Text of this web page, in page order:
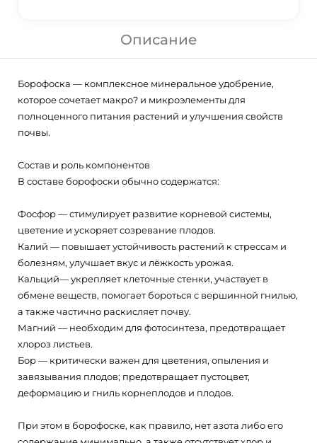
Описание
Борофоска — комплексное минеральное удобрение,
которое сочетает макро? и микроэлементы для
полноценного питания растений и улучшения свойств
почвы.
Состав и роль компонентов
В составе борофоски обычно содержатся:
Фосфор — стимулирует развитие корневой системы,
цветение и ускоряет созревание плодов.
Калий — повышает устойчивость растений к стрессам и
болезням, улучшает вкус и лёжкость урожая.
Кальций— укрепляет клеточные стенки, участвует в
обмене веществ, помогает бороться с вершинной гнилью,
а также частично раскисляет почву.
Магний — необходим для фотосинтеза, предотвращает
хлороз листьев.
Бор — критически важен для цветения, опыления и
завязывания плодов; предотвращает пустоцвет,
деформацию и гниль корнеплодов и плодов.
При этом в борофоске, как правило, нет азота либо его